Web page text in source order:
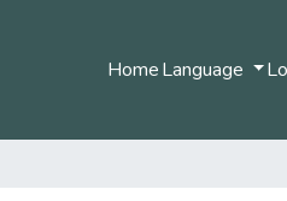
HomeLanguage